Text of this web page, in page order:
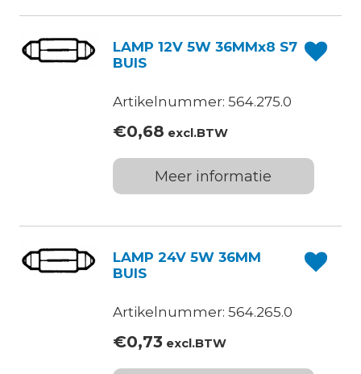
LAMP 12V 5W 36MMx8 S7
BUIS
Artikelnummer: 564.275.0
€0,68 excl.BTW
Meer informatie
LAMP 24V 5W 36MM
BUIS
Artikelnummer: 564.265.0
€0,73excl.BTW